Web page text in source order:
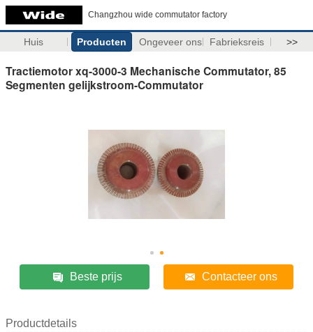
Changzhou wide commutator factory
Huis Producten Ongeveer ons Fabrieksreis >>
Tractiemotor xq-3000-3 Mechanische Commutator, 85
Segmenten gelijkstroom-Commutator
Beste prijs Contacteer ons
Productdetails